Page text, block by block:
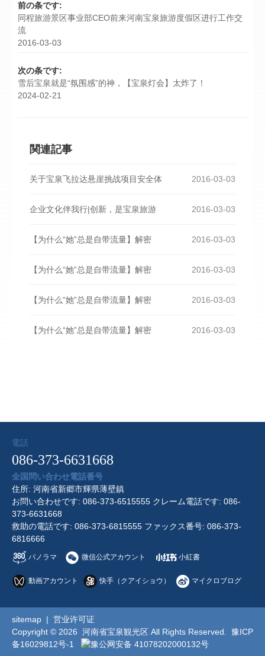
前の条です:
同程旅游景区事业部CEO前来河南宝泉旅游度假区进行工作交
流
2016-03-03
次の条です:
雪后宝泉就是“氛围感”的神，【宝泉灯会】太炸了！
2024-02-21
関連記事
2016-03-03
关于宝泉飞拉达悬崖挑战项目安全体
2016-03-03
企业文化伴我行|创新，是宝泉旅游
2016-03-03
【为什么“她”总是自带流量】解密
2016-03-03
【为什么“她”总是自带流量】解密
2016-03-03
【为什么“她”总是自带流量】解密
2016-03-03
【为什么“她”总是自带流量】解密
電話
086-373-6631668
全国問い合わせ電話番号
住所: 河南省新郷市輝県薄壁鎮
お問い合わせです: 086-373-6515555 クレーム電話です: 086-
373-6631668
救助の電話です: 086-373-6815555 ファックス番号: 086-373-
6816666
パノラマ 微信公式アカウント 小紅書
動画アカウント 快手（クアイショウ） マイクロブログ
sitemap | 営业许可证
Copyright © 2026 河南省宝泉観光区 All Rights Reserved.
豫ICP
备16029812号-1
豫公网安备 41078202000132号